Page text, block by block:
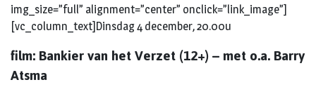
img_size=”full” alignment=”center” onclick=”link_image”]
[vc_column_text]Dinsdag 4 december, 20.00u
film: Bankier van het Verzet (12+) – met o.a. Barry
Atsma